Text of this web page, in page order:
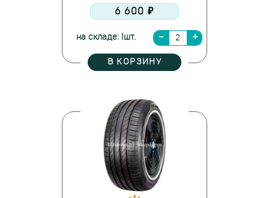
6 600 ₽
на складе: 1шт.
В КОРЗИНУ